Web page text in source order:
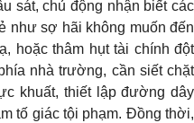
sát, chủ động nhận biết các
như sợ hãi không muốn đến
hoặc thâm hụt tài chính đột
nhà trường, cần siết chặt
khuất, thiết lập đường dây
tố giác tội phạm. Đồng thời,